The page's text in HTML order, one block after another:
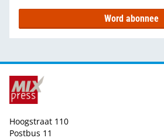
Word abonnee
Hoogstraat 110
Postbus 11